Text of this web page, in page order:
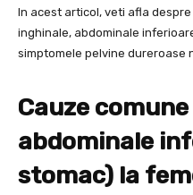
In acest articol, veti afla
inghinale, abdominale
simptomele pelvine dureroase
Cauze
abdominale
stomac) la